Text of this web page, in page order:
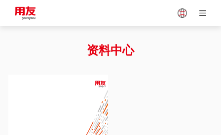
Vietnam
资料中心